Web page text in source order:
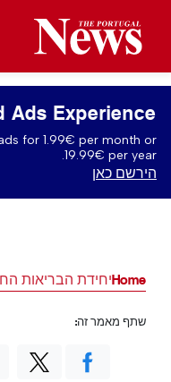
Ads Experience
for 1.99€ per month or
19.99€ per year.
הירשם כאן
Homeיחידת הבריאות
שתף מאמר זה: